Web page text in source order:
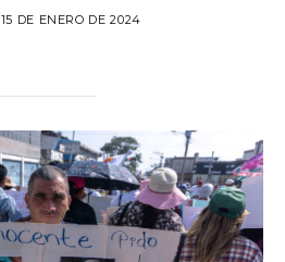
15 DE ENERO DE 2024